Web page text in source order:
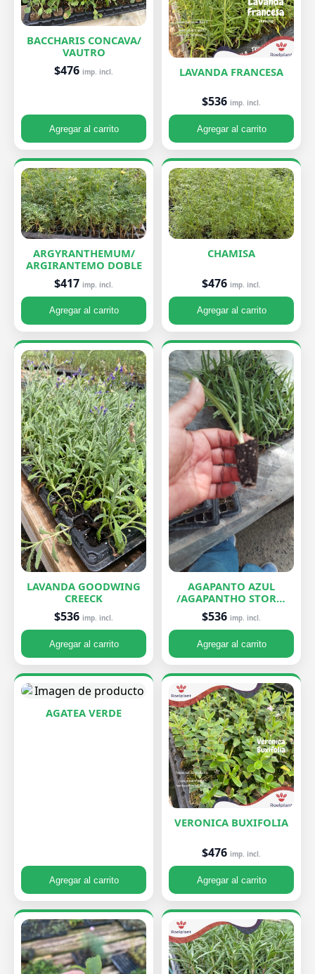
BACCHARIS CONCAVA/
VAUTRO
$476 imp. incl.
Agregar al carrito
LAVANDA FRANCESA
$536 imp. incl.
Agregar al carrito
ARGYRANTHEMUM/
ARGIRANTEMO DOBLE
$417 imp. incl.
Agregar al carrito
CHAMISA
$476 imp. incl.
Agregar al carrito
LAVANDA GOODWING
CREECK
$536 imp. incl.
Agregar al carrito
AGAPANTO AZUL
/AGAPANTHO STORM
CLOUD
$536 imp. incl.
Agregar al carrito
AGATEA VERDE
Agregar al carrito
VERONICA BUXIFOLIA
$476 imp. incl.
Agregar al carrito